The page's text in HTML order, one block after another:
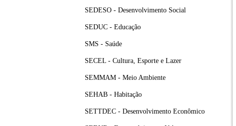
SEDESO - Desenvolvimento Social
SEDUC - Educação
SMS - Saúde
SECEL - Cultura, Esporte e Lazer
SEMMAM - Meio Ambiente
SEHAB - Habitação
SETTDEC - Desenvolvimento Econômico